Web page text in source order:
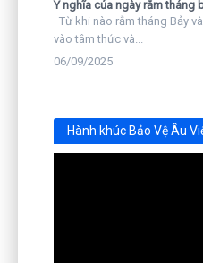
Ý nghĩa của ngày rằm tháng
Từ khi nào rằm tháng Bảy
vào tâm thức và...
06/09/2025
Hành khúc Bảo Vệ Âu